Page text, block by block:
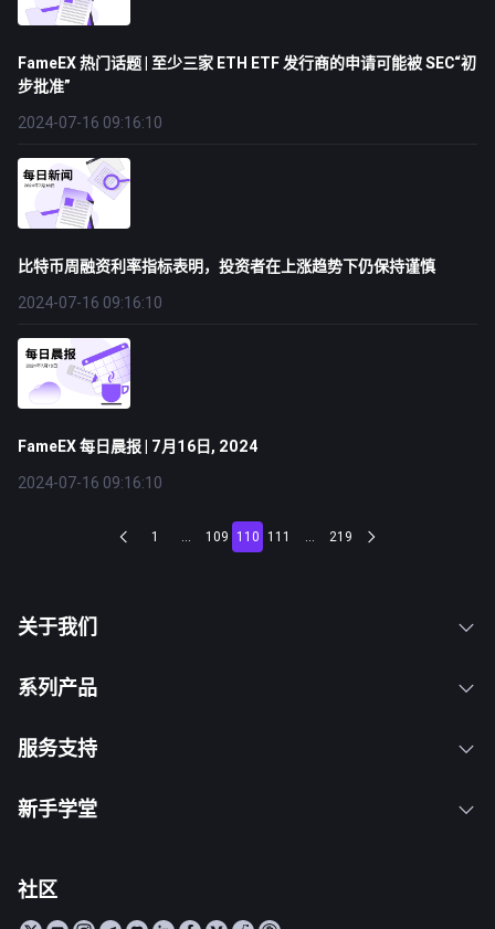
FameEX 热门话题 | 至少三家 ETH ETF 发行商的申请可能被 SEC“初
步批准”
2024-07-16 09:16:10
比特币周融资利率指标表明，投资者在上涨趋势下仍保持谨慎
2024-07-16 09:16:10
FameEX 每日晨报 | 7月16日, 2024
2024-07-16 09:16:10
1 ... 109 110 111 ... 219
关于我们
系列产品
服务支持
新手学堂
社区